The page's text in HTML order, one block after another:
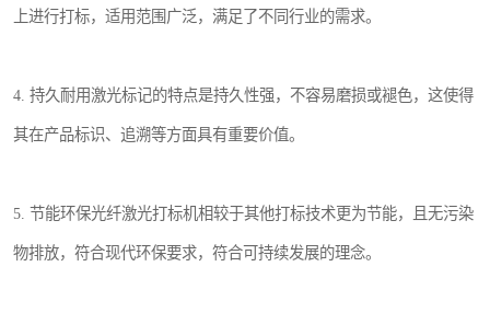
上进行打标，适用范围广泛，满足了不同行业的需求。
4. 持久耐用激光标记的特点是持久性强，不容易磨损或褪色，这使得
其在产品标识、追溯等方面具有重要价值。
5. 节能环保光纤激光打标机相较于其他打标技术更为节能，且无污染
物排放，符合现代环保要求，符合可持续发展的理念。